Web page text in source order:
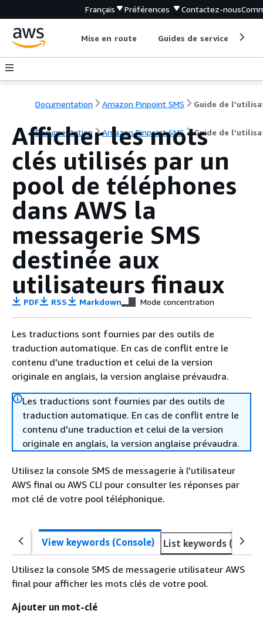
Français Préférences Contactez-nous
Mise en route Guides de service
Documentation Amazon Pinpoint SMS
Documentation Amazon Pinpoint SMS Guide de
Afficher les mots
clés utilisés par un
pool de téléphones
dans AWS la
messagerie SMS
destinée aux
utilisateurs finaux
PDF RSS Markdown Mode concentration
Les traductions sont fournies par des outils de
traduction automatique. En cas de conflit entre le
contenu d'une traduction et celui de la version
originale en anglais, la version anglaise prévaudra.
Les traductions sont fournies par des outils de
traduction automatique. En cas de conflit entre le
contenu d'une traduction et celui de la version
originale en anglais, la version anglaise prévaudra.
Utilisez la console SMS de messagerie à l'utilisateur
AWS final ou AWS CLI pour consulter les réponses par
mot clé de votre pool téléphonique.
View keywords (Console) List keywords (AWS
Utilisez la console SMS de messagerie utilisateur AWS
final pour afficher les mots clés de votre pool.
Ajouter un mot-clé